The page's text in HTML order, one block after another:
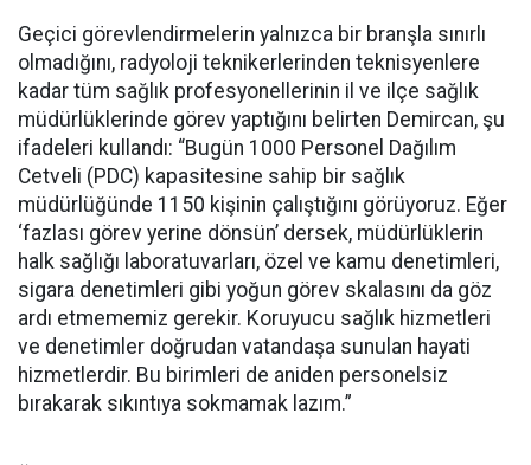
Geçici görevlendirmelerin yalnızca bir branşla sınırlı
olmadığını, radyoloji teknikerlerinden teknisyenlere
kadar tüm sağlık profesyonellerinin il ve ilçe sağlık
müdürlüklerinde görev yaptığını belirten Demircan, şu
ifadeleri kullandı: “Bugün 1000 Personel Dağılım
Cetveli (PDC) kapasitesine sahip bir sağlık
müdürlüğünde 1150 kişinin çalıştığını görüyoruz. Eğer
‘fazlası görev yerine dönsün’ dersek, müdürlüklerin
halk sağlığı laboratuvarları, özel ve kamu denetimleri,
sigara denetimleri gibi yoğun görev skalasını da göz
ardı etmememiz gerekir. Koruyucu sağlık hizmetleri
ve denetimler doğrudan vatandaşa sunulan hayati
hizmetlerdir. Bu birimleri de aniden personelsiz
bırakarak sıkıntıya sokmamak lazım.”